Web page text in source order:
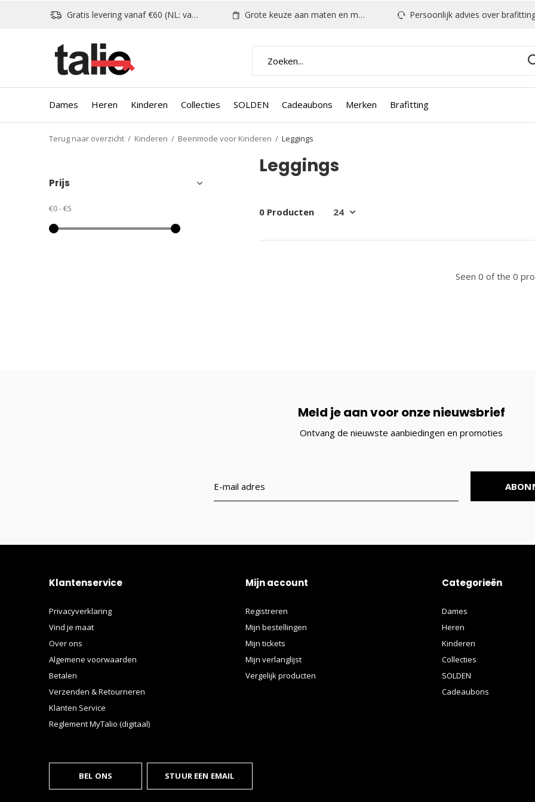
Dames Heren Kinderen Collecties SOLDEN Cadeaubons Merken Brafitting
Gratis levering vanaf €60 (NL: vanaf €80) Grote keuze aan maten en modellen Persoonlijk advies over brafitting &
Terug naar overzicht Kinderen Beenmode voor Kinderen Leggings
Leggings
0 Producten
Seen 0 of the 0
Prijs
€0-€5
Meld je aan voor onze nieuwsbrief
Ontvang de nieuwste aanbiedingen en promoties
Klantenservice
Privacyverklaring
Vind je maat
Over ons
Algemene voorwaarden
Betalen
Verzenden & Retourneren
Klanten Service
Reglement MyTalio (digitaal)
Mijn account
Registreren
Mijn bestellingen
Mijn tickets
Mijn verlanglijst
Vergelijk producten
Categorieën
Dames
Heren
Kinderen
Collecties
SOLDEN
Cadeaubons
BEL ONS STUUR EEN EMAIL